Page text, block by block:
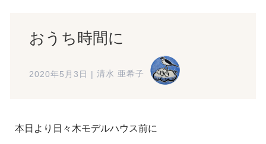
おうち時間に
2020年5月3日 | 清水 亜希子
本日より日々木モデルハウス前に